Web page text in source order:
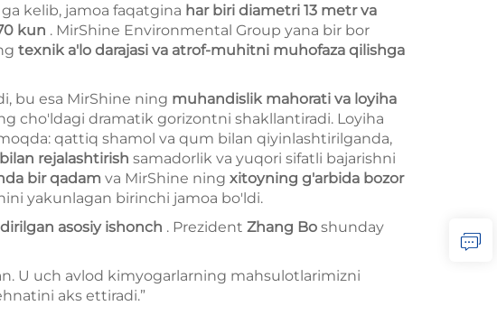
ga kelib, jamoa faqatgina har biri diametri 13 metr va
kun . MirShine Environmental Group yana bir bor
texnik a'lo darajasi va atrof-muhitni muhofaza qilishga
bu esa MirShine ning muhandislik mahorati va loyiha
cho'ldagi dramatik gorizontni shakllantiradi. Loyiha
qattiq shamol va qum bilan qiyinlashtirilganda,
rejalashtirish samadorlik va yuqori sifatli bajarishni
bir qadam va MirShine ning xitoyning g'arbida bozor
yakunlagan birinchi jamoa bo'ldi.
asosiy ishonch . Prezident Zhang Bo shunday
U uch avlod kimyogarlarning mahsulotlarimizni
aks ettiradi.”